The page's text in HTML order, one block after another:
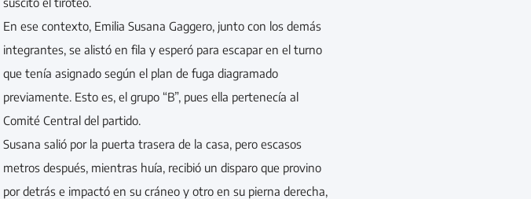
En ese contexto, Emilia Susana Gaggero, junto con los demás
integrantes, se alistó en fila y esperó para escapar en el turno
que tenía asignado según el plan de fuga diagramado
previamente. Esto es, el grupo “B”, pues ella pertenecía al
Comité Central del partido.
Susana salió por la puerta trasera de la casa, pero escasos
metros después, mientras huía, recibió un disparo que provino
por detrás e impactó en su cráneo y otro en su pierna derecha,